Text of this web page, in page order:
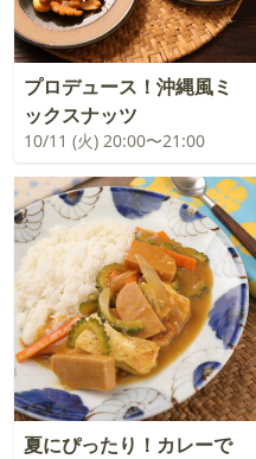
プロデュース！沖縄風ミ
ックスナッツ
10/11 (火) 20:00〜21:00
夏にぴったり！カレーで